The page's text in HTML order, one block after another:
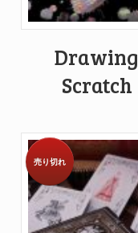
Drawing
Scratch
売り切れ